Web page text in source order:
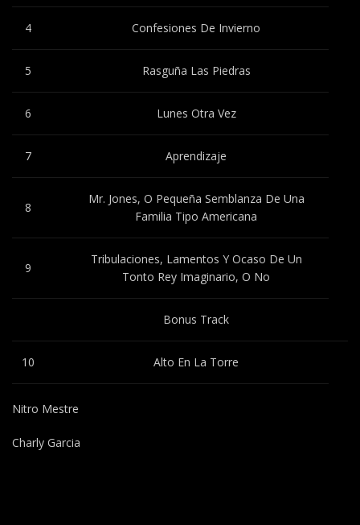
4 Confesiones De Invierno
5 Rasguña Las Piedras
6 Lunes Otra Vez
7 Aprendizaje
8
Mr. Jones, O Pequeña Semblanza De Una
Familia Tipo Americana
9
Tribulaciones, Lamentos Y Ocaso De Un
Tonto Rey Imaginario, O No
Bonus Track
10 Alto En La Torre
Nitro Mestre
Charly Garcia